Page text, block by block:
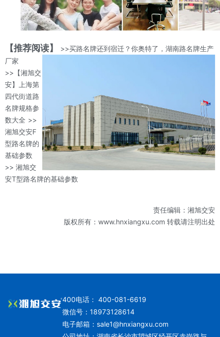
【推荐阅读】
>>买路名牌还到宿迁？你奥特了，湖南路名牌生产
厂家
>>【湘旭交
安】上海第
四代街道路
名牌规格参
数大全 >>
湘旭交安F
型路名牌的
基础参数
>> 湘旭交
安T型路名牌的基础参数
责任编辑：湘旭交安
版权所有：www.hnxiangxu.com 转载请注明出处
400电话： 400-081-6619
微信号：18973128614
电子邮箱： sale1@hnxiangxu.com